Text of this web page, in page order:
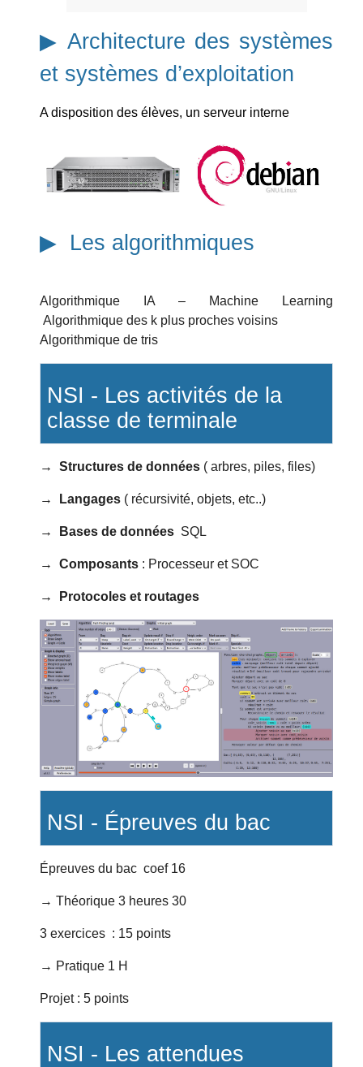
▶︎ Architecture des systèmes
et systèmes d’exploitation
A disposition des élèves, un serveur interne
▶︎ Les a lgorithmiques
Algorithmique IA – Machine Learning
Algorithmique des k plus proches voisins
Algorithmique de tris
NSI - Les activités de la
classe de terminale
→ Structures de données ( arbres, piles, files)
→ Langages ( récursivité, objets, etc..)
→ Bases de données SQL
→ Composants : Processeur et SOC
→ Protocoles et routages
NSI - Épreuves du bac
Épreuves du bac coef 16
→ Théorique 3 heures 30
3 exercices : 15 points
→ Pratique 1 H
Projet : 5 points
NSI - Les attendues